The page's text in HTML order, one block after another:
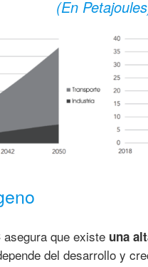
(En
que existe una
del desarrollo y